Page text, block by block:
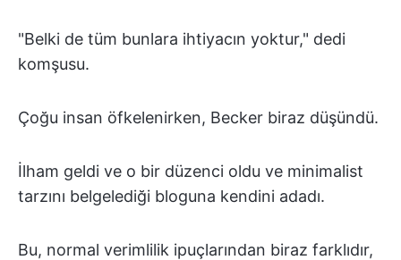
"Belki de tüm bunlara ihtiyacın yoktur," dedi
komşusu.
Çoğu insan öfkelenirken, Becker biraz düşündü.
İlham geldi ve o bir düzenci oldu ve minimalist
tarzını belgelediği bloguna kendini adadı.
Bu, normal verimlilik ipuçlarından biraz farklıdır,